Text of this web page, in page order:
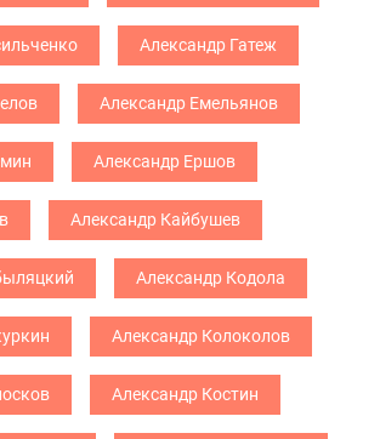
Александр Гатеж
Александр Емельянов
Александр Ершов
Александр Кайбушев
Александр Кодола
Александр Колоколов
Александр Костин